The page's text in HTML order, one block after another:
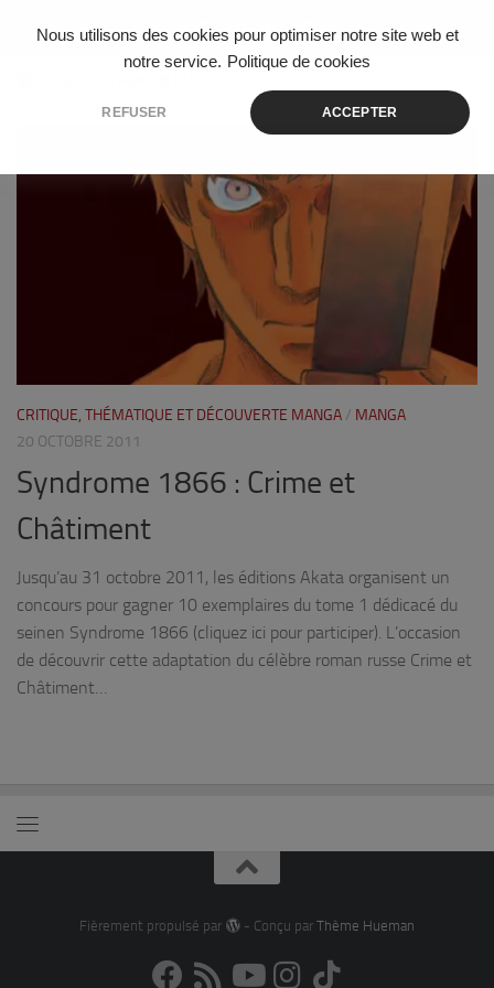
Nous utilisons des cookies pour optimiser notre site web et
notre service. Politique de cookies
REFUSER ACCEPTER
Skip to content
CRITIQUE, THÉMATIQUE ET DÉCOUVERTE MANGA / MANGA
20 OCTOBRE 2011
Syndrome 1866 : Crime et
Châtiment
Jusqu’au 31 octobre 2011, les éditions Akata organisent un
concours pour gagner 10 exemplaires du tome 1 dédicacé du
seinen Syndrome 1866 (cliquez ici pour participer). L’occasion
de découvrir cette adaptation du célèbre roman russe Crime et
Châtiment…
Fièrement propulsé par - Conçu par Thème Hueman